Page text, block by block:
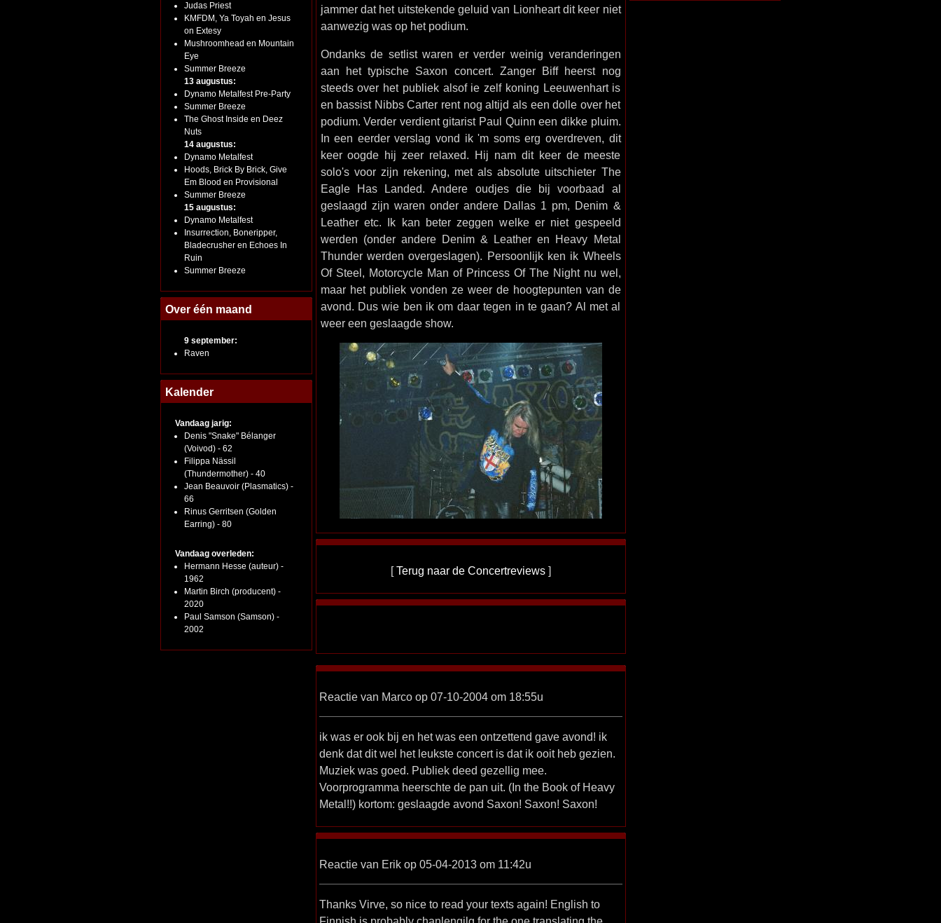
Judas Priest
KMFDM, Ya Toyah en Jesus
on Extesy
Mushroomhead en Mountain
Eye
Summer Breeze
13 augustus:
Dynamo Metalfest Pre-Party
Summer Breeze
The Ghost Inside en Deez
Nuts
14 augustus:
Dynamo Metalfest
Hoods, Brick By Brick, Give
Em Blood en Provisional
Summer Breeze
15 augustus:
Dynamo Metalfest
Insurrection, Boneripper,
Bladecrusher en Echoes In
Ruin
Summer Breeze
Over één maand
9 september:
Raven
Kalender
Vandaag jarig:
Denis "Snake" Bélanger
(Voivod) - 62
Filippa Nässil
(Thundermother) - 40
Jean Beauvoir (Plasmatics) -
66
Rinus Gerritsen (Golden
Earring) - 80
Vandaag overleden:
Hermann Hesse (auteur) -
1962
Martin Birch (producent) -
2020
Paul Samson (Samson) -
2002
jammer dat het uitstekende geluid van Lionheart dit keer niet
aanwezig was op het podium.
Ondanks de setlist waren er verder weinig veranderingen
aan het typische Saxon concert. Zanger Biff heerst nog
steeds over het publiek alsof ie zelf koning Leeuwenhart is
en bassist Nibbs Carter rent nog altijd als een dolle over het
podium. Verder verdient gitarist Paul Quinn een dikke pluim.
In een eerder verslag vond ik 'm soms erg overdreven, dit
keer oogde hij zeer relaxed. Hij nam dit keer de meeste
solo's voor zijn rekening, met als absolute uitschieter The
Eagle Has Landed. Andere oudjes die bij voorbaad al
geslaagd zijn waren onder andere Dallas 1 pm, Denim &
Leather etc. Ik kan beter zeggen welke er niet gespeeld
werden (onder andere Denim & Leather en Heavy Metal
Thunder werden overgeslagen). Persoonlijk ken ik Wheels
Of Steel, Motorcycle Man of Princess Of The Night nu wel,
maar het publiek vonden ze weer de hoogtepunten van de
avond. Dus wie ben ik om daar tegen in te gaan? Al met al
weer een geslaagde show.
[Terug naar de Concertreviews]
Reactie van Marco op 07-10-2004 om 18:55u
ik was er ook bij en het was een ontzettend gave avond! ik
denk dat dit wel het leukste concert is dat ik ooit heb gezien.
Muziek was goed. Publiek deed gezellig mee.
Voorprogramma heerschte de pan uit. (In the Book of Heavy
Metal!!) kortom: geslaagde avond Saxon! Saxon! Saxon!
Reactie van Erik op 05-04-2013 om 11:42u
Thanks Virve, so nice to read your texts again! English to